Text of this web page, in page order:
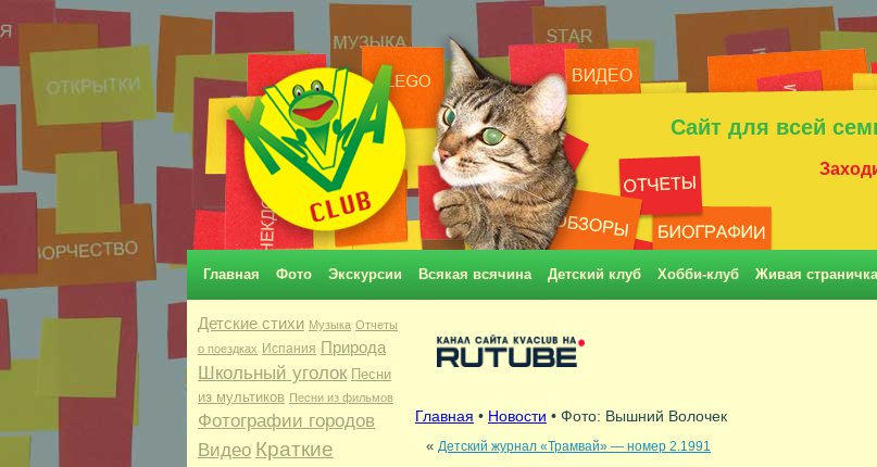
Сайт для всей
Главная Фото Экскурсии Всякая всячина Детский клуб Хобби-клуб Живая страничка
Детские стихи Музыка Отчеты
о поездках Испания Природа
Школьный уголок Песни
из мультиков Песни из фильмов
Фотографии городов
Видео Краткие
Главная • Новости • Фото: Вышний Волочек
« Детский журнал «Трамвай» — номер 2.1991